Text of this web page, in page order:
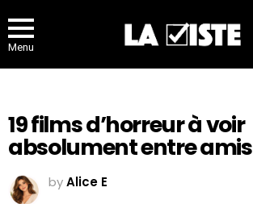
Menu
19 films d’horreur à voir
absolument entre amis
byAlice E